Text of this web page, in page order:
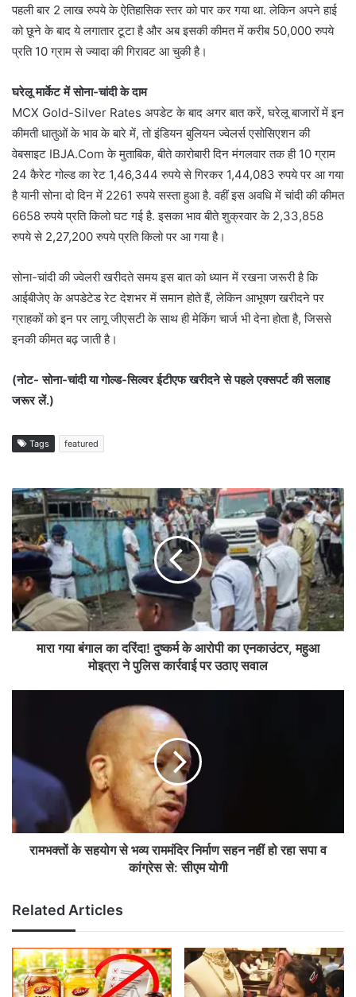
पहली बार 2 लाख रुपये के ऐतिहासिक स्तर को पार कर गया था. लेकिन अपने हाई
को छूने के बाद ये लगातार टूटा है और अब इसकी कीमत में करीब 50,000 रुपये
प्रति 10 ग्राम से ज्यादा की गिरावट आ चुकी है।
घरेलू मार्केट में सोना-चांदी के दाम
MCX Gold-Silver Rates अपडेट के बाद अगर बात करें, घरेलू बाजारों में इन
कीमती धातुओं के भाव के बारे में, तो इंडियन बुलियन ज्वेलर्स एसोसिएशन की
वेबसाइट IBJA.Com के मुताबिक, बीते कारोबारी दिन मंगलवार तक ही 10 ग्राम
24 कैरेट गोल्ड का रेट 1,46,344 रुपये से गिरकर 1,44,083 रुपये पर आ गया
है यानी सोना दो दिन में 2261 रुपये सस्ता हुआ है. वहीं इस अवधि में चांदी की कीमत
6658 रुपये प्रति किलो घट गई है. इसका भाव बीते शुक्रवार के 2,33,858
रुपये से 2,27,200 रुपये प्रति किलो पर आ गया है।
सोना-चांदी की ज्वेलरी खरीदते समय इस बात को ध्यान में रखना जरूरी है कि
आईबीजेए के अपडेटेड रेट देशभर में समान होते हैं, लेकिन आभूषण खरीदने पर
ग्राहकों को इन पर लागू जीएसटी के साथ ही मेकिंग चार्ज भी देना होता है, जिससे
इनकी कीमत बढ़ जाती है।
(नोट- सोना-चांदी या गोल्ड-सिल्वर ईटीएफ खरीदने से पहले एक्सपर्ट की सलाह
जरूर लें.)
Tags featured
मारा गया बंगाल का दरिंदा! दुष्कर्म के आरोपी का एनकाउंटर, महुआ
मोइत्रा ने पुलिस कार्रवाई पर उठाए सवाल
रामभक्तों के सहयोग से भव्य राममंदिर निर्माण सहन नहीं हो रहा सपा व
कांग्रेस से: सीएम योगी
Related Articles